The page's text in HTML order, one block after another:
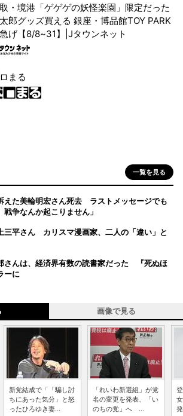
・境港「ゲゲゲの妖怪楽園」限定だった
郎グッズ買える 銀座・博品館TOY PARK
げ【8/8~31】|Jタウンネット
まる
一覧を見る
えた美輪明宏さん死去 ラストメッセージでも
争なんか起こりません」
三平さん カリスマ漫画家、二人の「違い」と
さんは、経済界有数の読書家だった 『死ぬほ
ーに
画像で見る
新党結成で「「騙し討
ちにあった気分」と怒
ったひろゆき妻...
「れいわ新選組」が党
名の変更を発表、「い
のちの党」へ ...